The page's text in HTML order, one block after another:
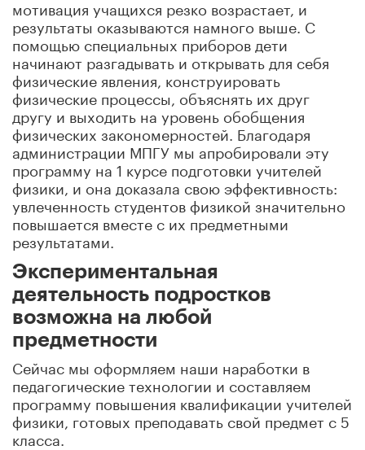
мотивация учащихся резко возрастает, и
результаты оказываются намного выше. С
помощью специальных приборов дети
начинают разгадывать и открывать для себя
физические явления, конструировать
физические процессы, объяснять их друг
другу и выходить на уровень обобщения
физических закономерностей. Благодаря
администрации МПГУ мы апробировали эту
программу на 1 курсе подготовки учителей
физики, и она доказала свою эффективность:
увлеченность студентов физикой значительно
повышается вместе с их предметными
результатами.
Экспериментальная
деятельность подростков
возможна на любой
предметности
Сейчас мы оформляем наши наработки в
педагогические технологии и составляем
программу повышения квалификации учителей
физики, готовых преподавать свой предмет с 5
класса.